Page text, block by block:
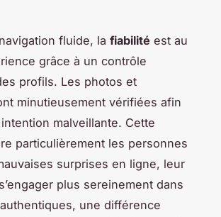
fluide, la fiabilité est au
grâce à un contrôle
profils. Les photos et
minutieusement vérifiées afin
malveillante. Cette
particulièrement les personnes
surprises en ligne, leur
plus sereinement dans
une différence